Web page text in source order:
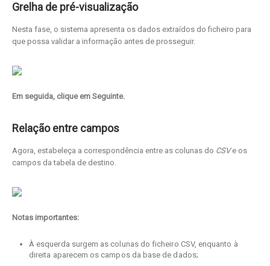
Grelha de pré-visualização
Nesta fase, o sistema apresenta os dados extraídos do ficheiro para
que possa validar a informação antes de prosseguir.
Em seguida, clique em Seguinte.
Relação entre campos
Agora, estabeleça a correspondência entre as colunas do CSVe os
campos da tabela de destino.
Notas importantes:
À esquerda surgem as colunas do ficheiro CSV, enquanto à
direita aparecem os campos da base de dados;